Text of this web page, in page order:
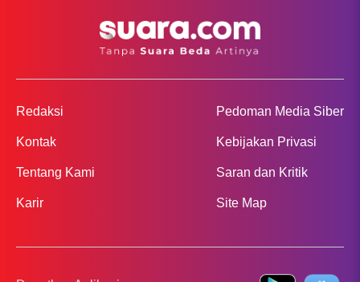
Redaksi
Kontak
Tentang Kami
Karir
Pedoman Media Siber
Kebijakan Privasi
Saran dan Kritik
Site Map